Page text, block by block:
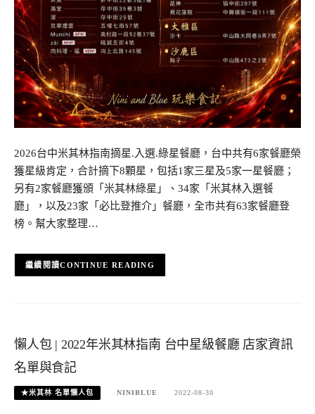
2026台中米其林指南摘星.入選.綠星餐廳，台中共有6家餐廳榮
獲星級肯定，合計摘下8顆星，包括1家三星及5家一星餐廳；
另有2家餐廳獲頒「米其林綠星」、34家「米其林入選餐
廳」，以及23家「必比登推介」餐廳，全市共有63家餐廳登
榜。幫大家整理…
CONTINUE READING
懶人包 | 2022年米其林指南 台中星級餐廳 店家資訊
名單與食記
★米其林 名單懶人包 NINIBLUE 2022-08-30